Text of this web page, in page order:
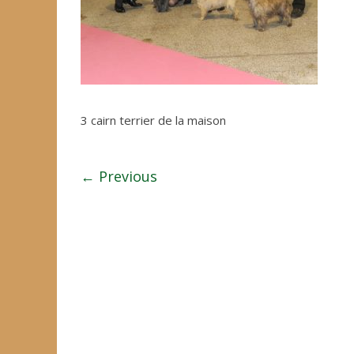
3 cairn terrier de la maison
← Previous